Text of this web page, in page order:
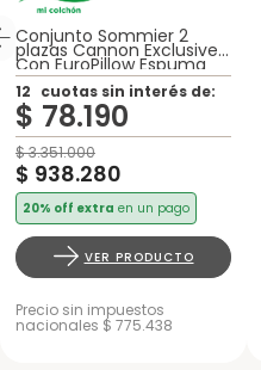
Conjunto Sommier 2
plazas Cannon Exclusive
Con EuroPillow Espuma
12 cuotas sin interés de:
$ 78.190
$3.351.000
$ 938.280
20% off extra en un pago
VER PRODUCTO
Precio sin impuestos
nacionales $ 775.438